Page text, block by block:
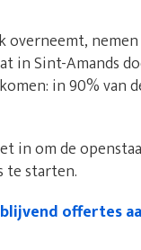
in Sint-Amands
in 90% van
in om de
te starten.
offertes